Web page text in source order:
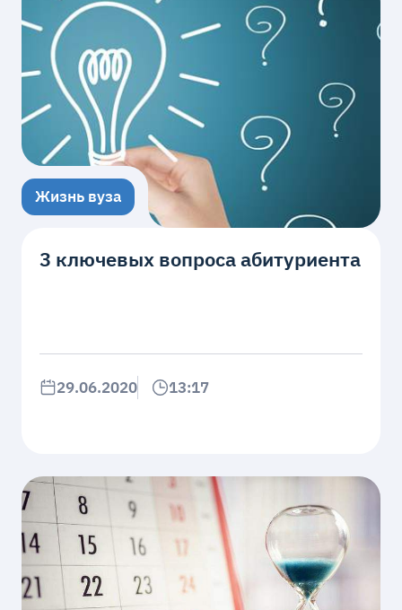
Жизнь вуза
3 ключевых вопроса абитуриента
29.06.2020 13:17